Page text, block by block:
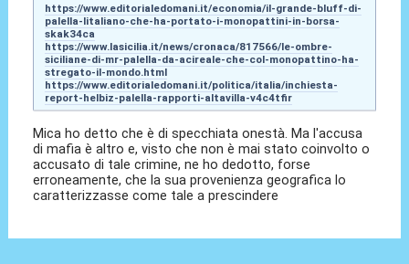
https://www.editorialedomani.it/economia/il-grande-bluff-di-
palella-litaliano-che-ha-portato-i-monopattini-in-borsa-
skak34ca
https://www.lasicilia.it/news/cronaca/817566/le-ombre-
siciliane-di-mr-palella-da-acireale-che-col-monopattino-ha-
stregato-il-mondo.html
https://www.editorialedomani.it/politica/italia/inchiesta-
report-helbiz-palella-rapporti-altavilla-v4c4tfir
Mica ho detto che è di specchiata onestà. Ma l'accusa
di mafia è altro e, visto che non è mai stato coinvolto o
accusato di tale crimine, ne ho dedotto, forse
erroneamente, che la sua provenienza geografica lo
caratterizzasse come tale a prescindere